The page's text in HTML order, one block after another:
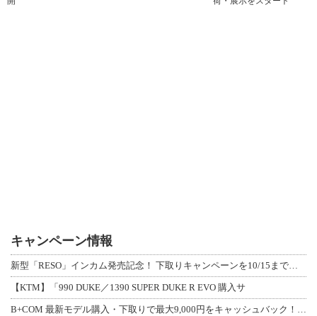
キャンペーン情報
【KTM】「990 DUKE／1390 SUPER DUKE R EVO 購入サ